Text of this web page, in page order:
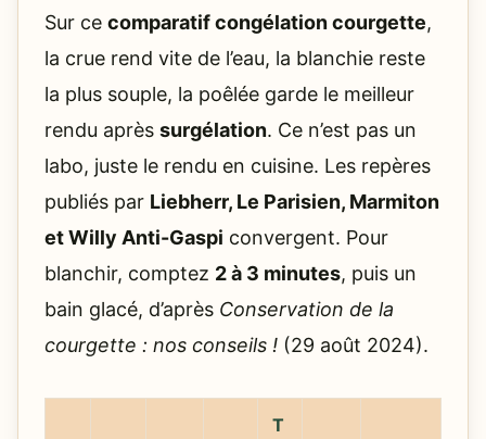
Sur ce comparatif congélation courgette,
la crue rend vite de l’eau, la blanchie reste
la plus souple, la poêlée garde le meilleur
rendu après surgélation. Ce n’est pas un
labo, juste le rendu en cuisine. Les repères
publiés par Liebherr, Le Parisien, Marmiton
et Willy Anti-Gaspi convergent. Pour
blanchir, comptez 2 à 3 minutes, puis un
bain glacé, d’après Conservation de la
courgette : nos conseils ! (29 août 2024).
T